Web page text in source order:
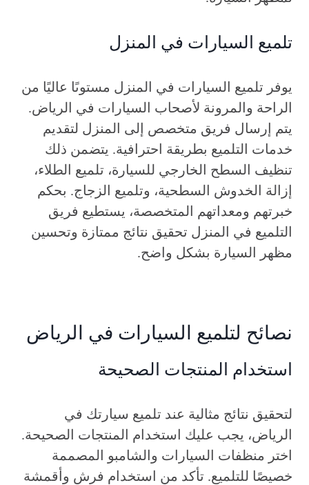
تلميع السيارات في المنزل
يوفر تلميع السيارات في المنزل مستوىًا عاليًا من
الراحة والمرونة لأصحاب السيارات في الرياض.
يتم إرسال فريق متخصص إلى المنزل لتقديم
خدمات التلميع بطريقة احترافية. يتضمن ذلك
تنظيف السطح الخارجي للسيارة، تلميع الطلاء،
إزالة الخدوش السطحية، وتلميع الزجاج. بحكم
خبرتهم ومعداتهم المتخصصة، يستطيع فريق
التلميع في المنزل تحقيق نتائج ممتازة وتحسين
مظهر السيارة بشكل واضح.
نصائح لتلميع السيارات في الرياض
استخدام المنتجات الصحيحة
لتحقيق نتائج مثالية عند تلميع سيارتك في
الرياض، يجب عليك استخدام المنتجات الصحيحة.
اختر منظفات السيارات والشامبو المصممة
خصيصًا للتلميع. تأكد من استخدام فرش وأقمشة